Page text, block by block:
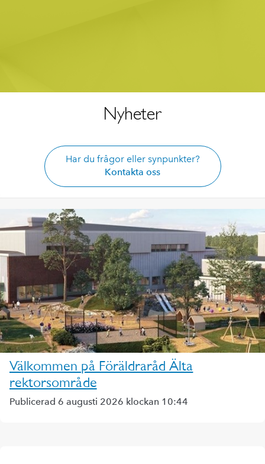
Nyheter
Har du frågor eller synpunkter?
Kontakta oss
Välkommen på Föräldraråd Älta
rektorsområde
Publicerad 6 augusti 2026 klockan 10:44